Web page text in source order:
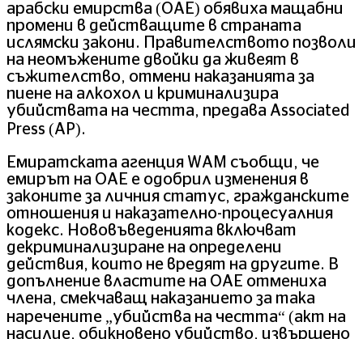
арабски емирства (ОАЕ) обявиха мащабни
промени в действащите в страната
ислямски закони. Правителството позволи
на неомъжените двойки да живеят в
съжителство, отмени наказанията за
пиене на алкохол и криминализира
убийствата на честта, предава Associated
Press (AP).
Емиратската агенция WAM съобщи, че
емирът на ОАЕ е одобрил изменения в
законите за личния статус, гражданските
отношения и наказателно-процесуалния
кодекс. Нововъведенията включват
декриминализиране на определени
действия, които не вредят на другите. В
допълнение властите на ОАЕ отмениха
члена, смекчаващ наказанието за така
наречените „убийства на честта“ (акт на
насилие, обикновено убийство, извършено